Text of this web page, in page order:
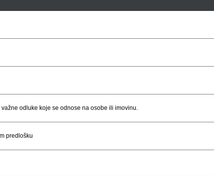
odluke koje se odnose na osobe ili imovinu.
predlošku